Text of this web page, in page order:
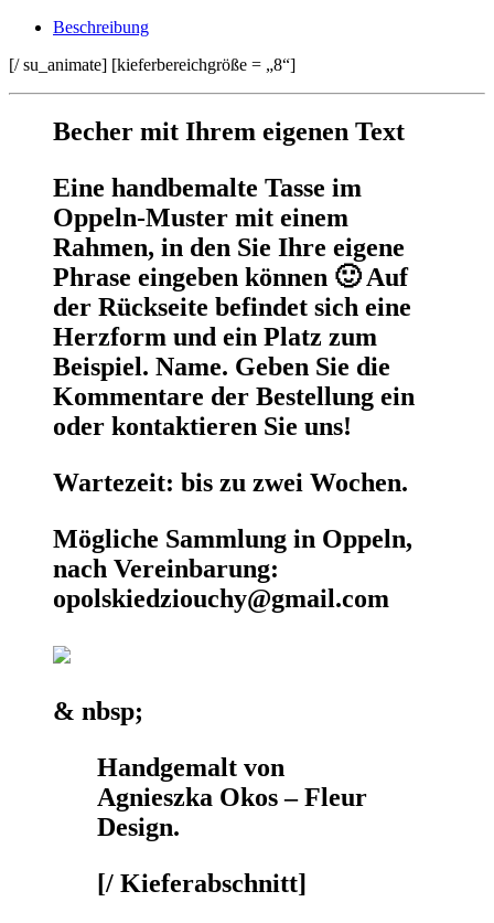
Beschreibung
[/ su_animate] [kieferbereichgröße = „8“]
Becher mit Ihrem eigenen Text
Eine handbemalte Tasse im
Oppeln-Muster mit einem
Rahmen, in den Sie Ihre eigene
Phrase eingeben können 🙂 Auf
der Rückseite befindet sich eine
Herzform und ein Platz zum
Beispiel. Name. Geben Sie die
Kommentare der Bestellung ein
oder kontaktieren Sie uns!
Wartezeit: bis zu zwei Wochen.
Mögliche Sammlung in Oppeln,
nach Vereinbarung:
opolskiedziouchy@gmail.com
& nbsp;
Handgemalt von
Agnieszka Okos – Fleur
Design.
[/ Kieferabschnitt]